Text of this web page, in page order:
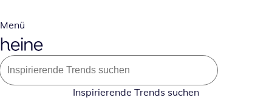
Menü
Inspirierende Trends suchen